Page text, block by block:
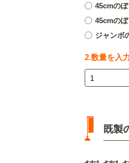
45cmの
45cmの
ジャンボ
2.数量を入
既製